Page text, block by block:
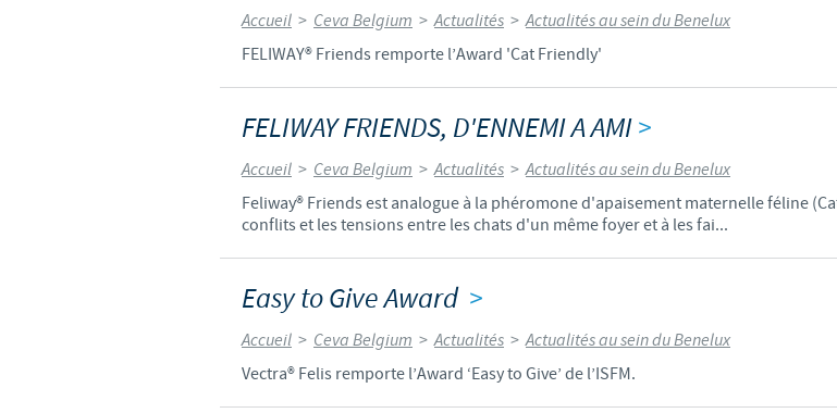
Accueil > Ceva Belgium > Actualités > Actualités au sein du Benelux
FELIWAY® Friends remporte l’Award 'Cat Friendly'
FELIWAY FRIENDS, D'ENNEMI A AMI>
Accueil > Ceva Belgium > Actualités > Actualités au sein du Benelux
Feliway® Friends est analogue à la phéromone d'apaisement maternelle féline
conflits et les tensions entre les chats d'un même foyer et à les fai...
Easy to Give Award >
Accueil > Ceva Belgium > Actualités > Actualités au sein du Benelux
Vectra® Felis remporte l’Award ‘Easy to Give’ de l’ISFM.